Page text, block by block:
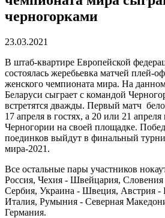
черногорками
23.03.2021
В штаб-квартире Европейской
состоялась жеребьевка матчей плей-
женского чемпионата мира. На
Беларуси сыграет с командой
встретятся дважды. Первый матч
17 апреля в гостях, а 20 или 21
Черногории на своей площадке.
поединков выйдут в финальный
мира-2021.
Все остальные пары участников
Россия, Чехия - Швейцария,
Сербия, Украина - Швеция, Австрия -
Италия, Румыния - Северная
Германия.